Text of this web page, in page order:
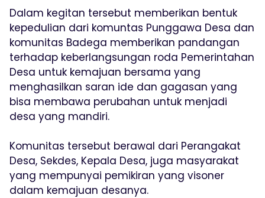
Dalam kegitan tersebut memberikan bentuk
kepedulian dari komuntas Punggawa Desa dan
komunitas Badega memberikan pandangan
terhadap keberlangsungan roda Pemerintahan
Desa untuk kemajuan bersama yang
menghasilkan saran ide dan gagasan yang
bisa membawa perubahan untuk menjadi
desa yang mandiri.
Komunitas tersebut berawal dari Perangakat
Desa, Sekdes, Kepala Desa, juga masyarakat
yang mempunyai pemikiran yang visoner
dalam kemajuan desanya.